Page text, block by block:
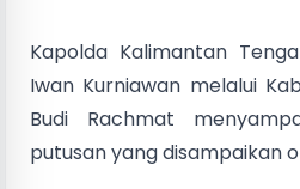
Kapolda Kalimantan
Iwan Kurniawan melalui
Budi Rachmat
putusan yang disampaikan